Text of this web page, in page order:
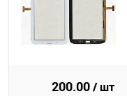
200.00/ шт